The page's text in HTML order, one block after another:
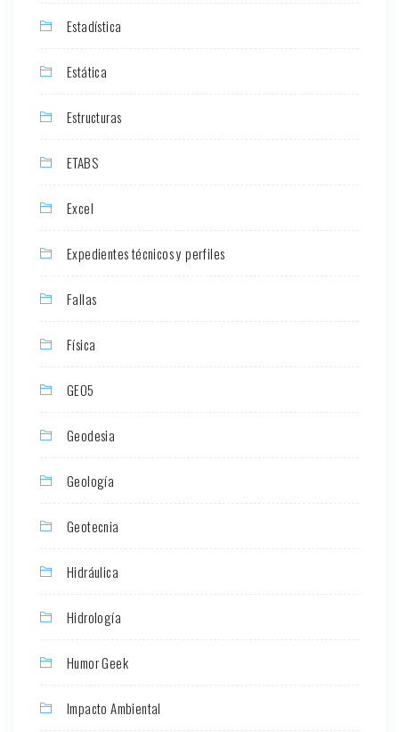
Estadística
Estática
Estructuras
ETABS
Excel
Expedientes técnicos y perfiles
Fallas
Física
GEO5
Geodesia
Geología
Geotecnia
Hidráulica
Hidrología
Humor Geek
Impacto Ambiental